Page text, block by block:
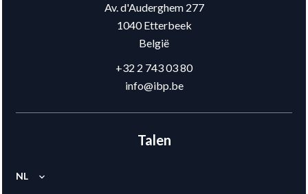
Av. d'Auderghem 277
1040Etterbeek
België
+32 2 743 03 80
info@ibp.be
Talen
NL